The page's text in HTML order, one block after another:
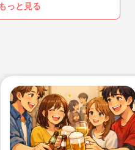
っと見る